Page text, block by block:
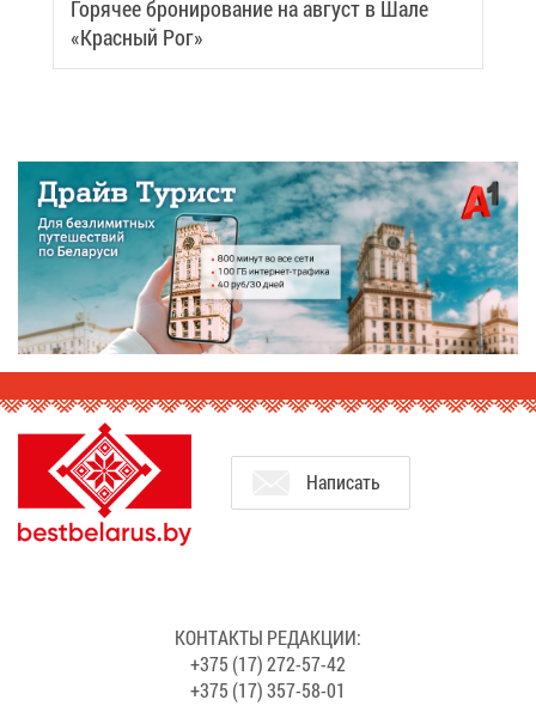
Го­ря­чее бро­ни­ро­ва­ние на ав­густ в Ша­ле
«Крас­ный Рог»
На­пи­сать
КОН­ТАК­ТЫ РЕ­ДАК­ЦИИ:
+375 (17) 272-57-42
+375 (17) 357-58-01